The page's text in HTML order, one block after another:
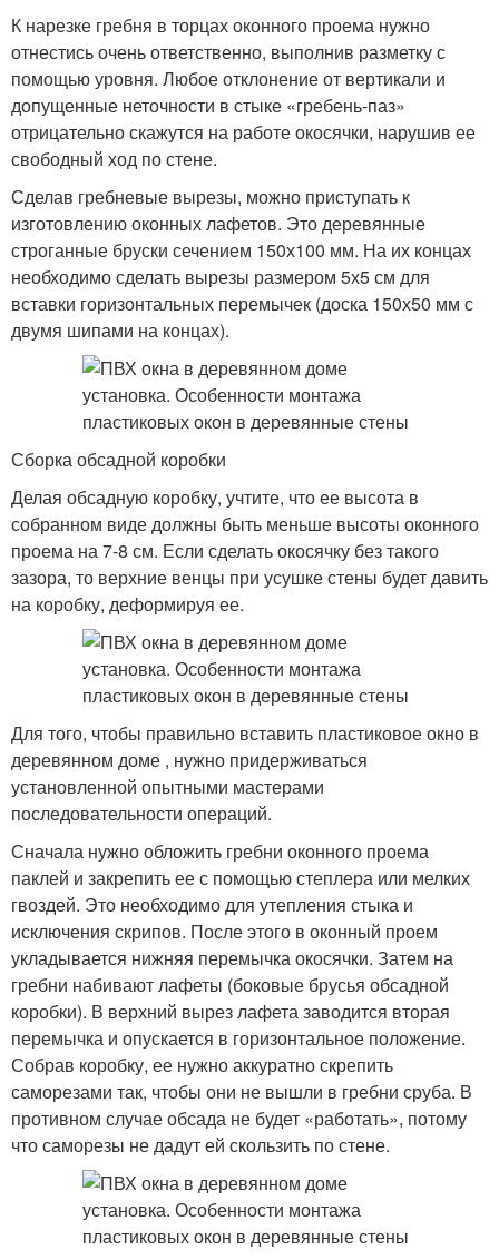
К нарезке гребня в торцах оконного проема нужно
отнестись очень ответственно, выполнив разметку с
помощью уровня. Любое отклонение от вертикали и
допущенные неточности в стыке «гребень-паз»
отрицательно скажутся на работе окосячки, нарушив ее
свободный ход по стене.
Сделав гребневые вырезы, можно приступать к
изготовлению оконных лафетов. Это деревянные
строганные бруски сечением 150х100 мм. На их концах
необходимо сделать вырезы размером 5х5 см для
вставки горизонтальных перемычек (доска 150х50 мм с
двумя шипами на концах).
Сборка обсадной коробки
Делая обсадную коробку, учтите, что ее высота в
собранном виде должны быть меньше высоты оконного
проема на 7-8 см. Если сделать окосячку без такого
зазора, то верхние венцы при усушке стены будет давить
на коробку, деформируя ее.
Для того, чтобы правильно вставить пластиковое окно в
деревянном доме , нужно придерживаться
установленной опытными мастерами
последовательности операций.
Сначала нужно обложить гребни оконного проема
паклей и закрепить ее с помощью степлера или мелких
гвоздей. Это необходимо для утепления стыка и
исключения скрипов. После этого в оконный проем
укладывается нижняя перемычка окосячки. Затем на
гребни набивают лафеты (боковые брусья обсадной
коробки). В верхний вырез лафета заводится вторая
перемычка и опускается в горизонтальное положение.
Собрав коробку, ее нужно аккуратно скрепить
саморезами так, чтобы они не вышли в гребни сруба. В
противном случае обсада не будет «работать», потому
что саморезы не дадут ей скользить по стене.